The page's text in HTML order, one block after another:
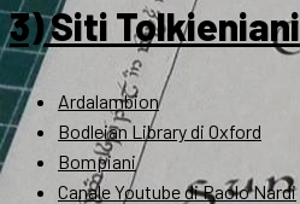
3) Siti Tolkieniani
Ardalambion
Bodleian Library di Oxford
Bompiani
Canale Youtube di Paolo Nardi